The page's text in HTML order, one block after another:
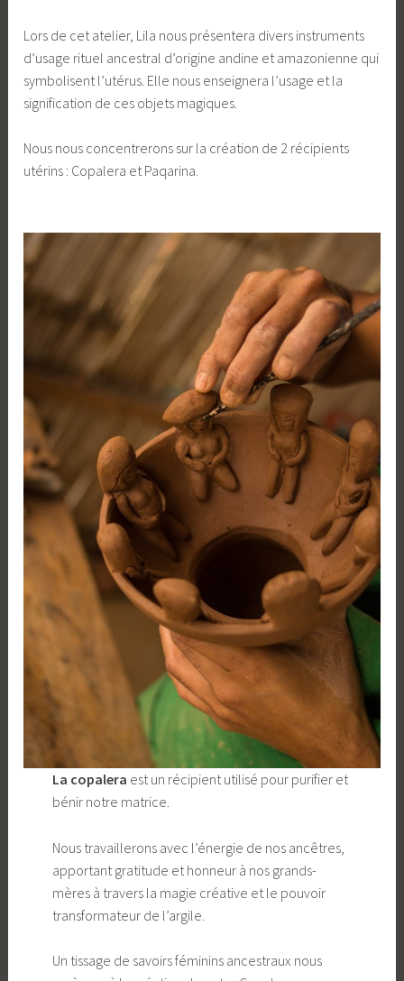
Lors de cet atelier, Lila nous présentera divers instruments
d’usage rituel ancestral d’origine andine et amazonienne qui
symbolisent l’utérus. Elle nous enseignera l’usage et la
signification de ces objets magiques.
Nous nous concentrerons sur la création de 2 récipients
utérins : Copalera et Paqarina.
La copalera est un récipient utilisé pour purifier et
bénir notre matrice.
Nous travaillerons avec l’énergie de nos ancêtres,
apportant gratitude et honneur à nos grands-
mères à travers la magie créative et le pouvoir
transformateur de l’argile.
Un tissage de savoirs féminins ancestraux nous